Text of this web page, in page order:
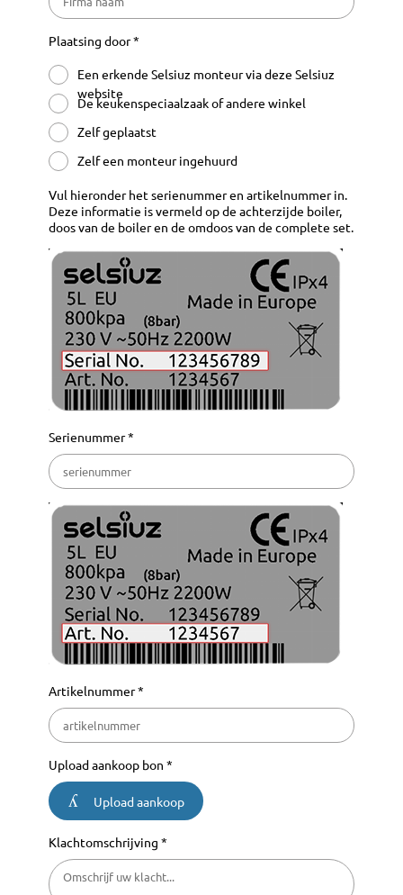
Plaatsing door *
Een erkende Selsiuz monteur via deze Selsiuz
website
De keukenspeciaalzaak of andere winkel
Zelf geplaatst
Zelf een monteur ingehuurd
Vul hieronder het serienummer en artikelnummer in.
Deze informatie is vermeld op de achterzijde boiler,
doos van de boiler en de omdoos van de complete set.
Serienummer *
Artikelnummer *
Upload aankoop bon *
Upload aankoop
Klachtomschrijving *